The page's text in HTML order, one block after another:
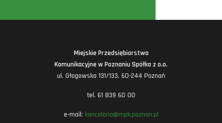
Miejskie Przedsiębiorstwo
Komunikacyjne w Poznaniu Spółka z o.o.
ul. Głogowska 131/133, 60-244 Poznań
tel. 61 839 60 00
e-mail: kancelaria@mpk.poznan.pl